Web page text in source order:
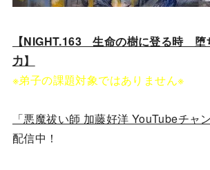
【NIGHT.163 生命の樹に登る時 堕
力】
※弟子の課題対象ではありません※
「悪魔祓い師 加藤好洋 YouTubeチャ
配信中！